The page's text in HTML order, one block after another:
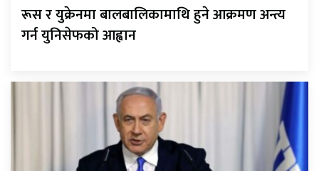
रूस र युक्रेनमा बालबालिकामाथि हुने आक्रमण अन्त्य
गर्न युनिसेफको आह्वान